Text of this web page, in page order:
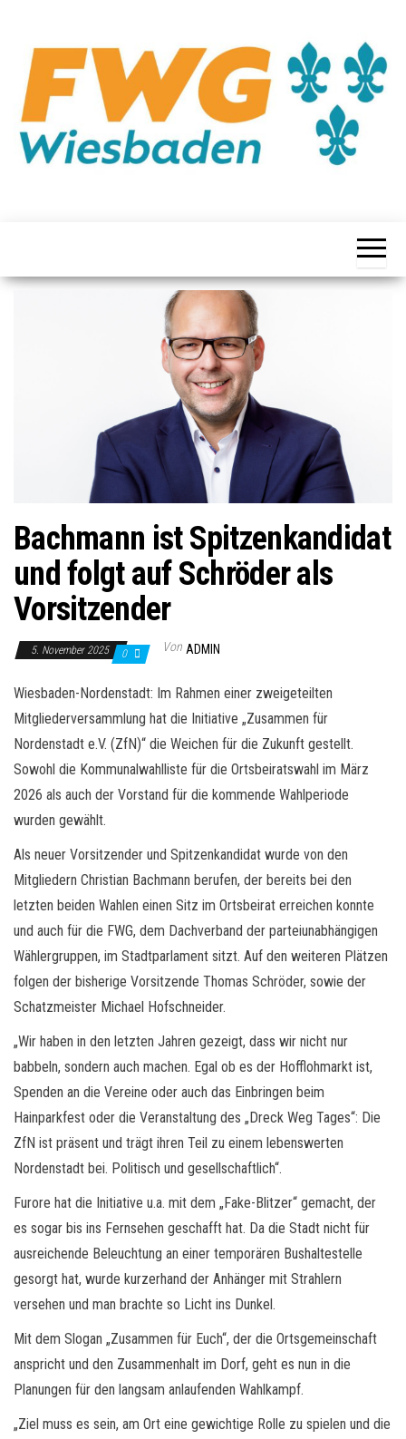
Bachmann ist Spitzenkandidat
und folgt auf Schröder als
Vorsitzender
5. November 2025 0 Von ADMIN
Wiesbaden-Nordenstadt: Im Rahmen einer zweigeteilten
Mitgliederversammlung hat die Initiative „Zusammen für
Nordenstadt e.V. (ZfN)“ die Weichen für die Zukunft gestellt.
Sowohl die Kommunalwahlliste für die Ortsbeiratswahl im März
2026 als auch der Vorstand für die kommende Wahlperiode
wurden gewählt.
Als neuer Vorsitzender und Spitzenkandidat wurde von den
Mitgliedern Christian Bachmann berufen, der bereits bei den
letzten beiden Wahlen einen Sitz im Ortsbeirat erreichen konnte
und auch für die FWG, dem Dachverband der parteiunabhängigen
Wählergruppen, im Stadtparlament sitzt. Auf den weiteren Plätzen
folgen der bisherige Vorsitzende Thomas Schröder, sowie der
Schatzmeister Michael Hofschneider.
„Wir haben in den letzten Jahren gezeigt, dass wir nicht nur
babbeln, sondern auch machen. Egal ob es der Hofflohmarkt ist,
Spenden an die Vereine oder auch das Einbringen beim
Hainparkfest oder die Veranstaltung des „Dreck Weg Tages“: Die
ZfN ist präsent und trägt ihren Teil zu einem lebenswerten
Nordenstadt bei. Politisch und gesellschaftlich“.
Furore hat die Initiative u.a. mit dem „Fake-Blitzer“ gemacht, der
es sogar bis ins Fernsehen geschafft hat. Da die Stadt nicht für
ausreichende Beleuchtung an einer temporären Bushaltestelle
gesorgt hat, wurde kurzerhand der Anhänger mit Strahlern
versehen und man brachte so Licht ins Dunkel.
Mit dem Slogan „Zusammen für Euch“, der die Ortsgemeinschaft
anspricht und den Zusammenhalt im Dorf, geht es nun in die
Planungen für den langsam anlaufenden Wahlkampf.
„Ziel muss es sein, am Ort eine gewichtige Rolle zu spielen und die